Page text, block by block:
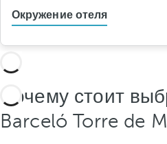
Окружение отеля
Почему стоит
Barceló Torre de